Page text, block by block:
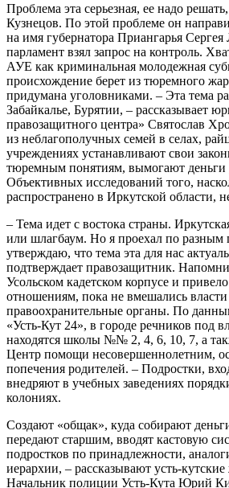
Проблема эта серьезная, ее надо
Кузнецов. По этой проблеме он
на имя губернатора Приангарья
парламент взял запрос на контроль.
АУЕ как криминальная молодежная
происхождение берет из тюремного
придумана уголовниками. – Эта тема
Забайкалье, Бурятии, – рассказывает
правозащитного центра» Святослав
из неблагополучных семей в селах,
учреждениях устанавливают свои
тюремным понятиям, вымогают деньги
Объективных исследований того,
распространено в Иркутской области,
– Тема идет с востока страны.
или шлагбаум. Но я проехал по разным
утверждаю, что тема эта для нас
подтверждает правозащитник.
Усольском кадетском корпусе и
отношениям, пока не вмешались
правоохранительные органы. По
«Усть-Кут 24», в городе речников под
находятся школы №№ 2, 4, 6, 10, 7, а
Центр помощи несовершеннолетним,
попечения родителей. – Подростки,
внедряют в учебных заведениях
колониях.
Создают «общак», куда собирают
передают старшим, вводят кастовую
подростков по принадлежности,
иерархии, – рассказывают усть-
Начальник полиции Усть-Кута Юрий